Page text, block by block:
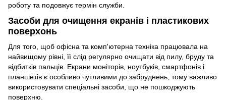
роботу та подовжує термін служби.
Засоби для очищення екранів і пластикових
поверхонь
Для того, щоб офісна та комп'ютерна техніка працювала на
найвищому рівні, її слід регулярно очищати від пилу, бруду та
відбитків пальців. Екрани моніторів, ноутбуків, смартфонів і
планшетів є особливо чутливими до забруднень, тому важливо
використовувати спеціальні засоби, що не пошкоджують
поверхню.